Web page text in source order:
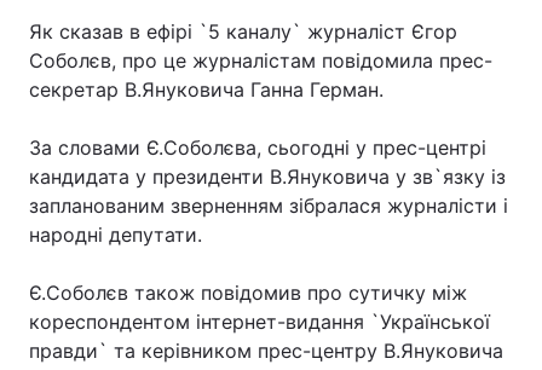
Головна Війна
Україна Політика
Спорт Наука
Як сказав в ефірі `5 каналу` журналіст Єгор
Соболєв, про це журналістам повідомила прес-
секретар В.Януковича Ганна Герман.
За словами Є.Соболєва, сьогодні у прес-центрі
кандидата у президенти В.Януковича у зв`язку із
запланованим зверненням зібралася журналісти і
народні депутати.
Є.Соболєв також повідомив про сутичку між
кореспондентом інтернет-видання `Української
правди` та керівником прес-центру В.Януковича